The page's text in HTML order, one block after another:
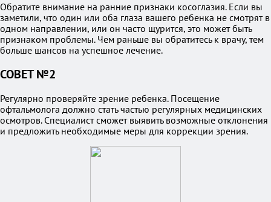
Обратите внимание на ранние признаки косоглазия. Если вы
заметили, что один или оба глаза вашего ребенка не смотрят в
одном направлении, или он часто щурится, это может быть
признаком проблемы. Чем раньше вы обратитесь к врачу, тем
больше шансов на успешное лечение.
СОВЕТ №2
Регулярно проверяйте зрение ребенка. Посещение
офтальмолога должно стать частью регулярных медицинских
осмотров. Специалист сможет выявить возможные отклонения
и предложить необходимые меры для коррекции зрения.